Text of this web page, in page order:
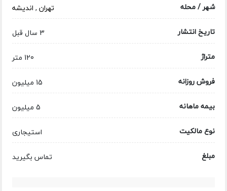
شهر / محله
تهران, اندیشه
تاریخ انتشار
3 سال قبل
متراژ
120 متر
فروش روزانه
15 میلیون
بیمه ماهانه
5 میلیون
نوع مالکیت
استیجاری
مبلغ
تماس بگیرید